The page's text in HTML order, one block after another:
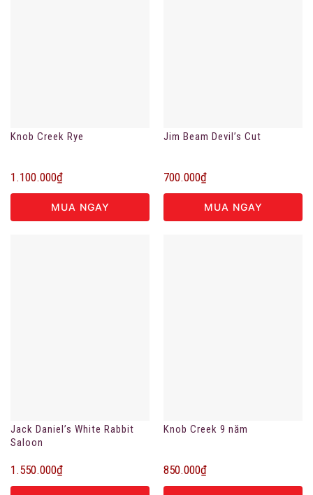
Knob Creek Rye
1.100.000₫
MUA NGAY
Jim Beam Devil’s Cut
700.000₫
MUA NGAY
Jack Daniel’s White Rabbit
Saloon
1.550.000₫
Knob Creek 9 năm
850.000₫